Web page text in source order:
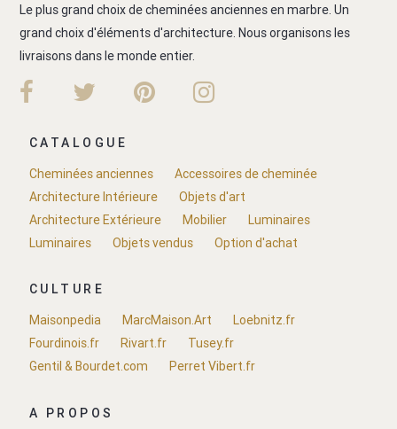
Le plus grand choix de cheminées anciennes en marbre. Un
grand choix d'éléments d'architecture. Nous organisons les
livraisons dans le monde entier.
CATALOGUE
Cheminées anciennes
Accessoires de cheminée
Architecture Intérieure
Objets d'art
Architecture Extérieure
Mobilier
Luminaires
Luminaires
Objets vendus Option d'achat
CULTURE
Maisonpedia
MarcMaison.Art
Loebnitz.fr
Fourdinois.fr
Rivart.fr
Tusey.fr
Gentil & Bourdet.com
Perret Vibert.fr
A PROPOS